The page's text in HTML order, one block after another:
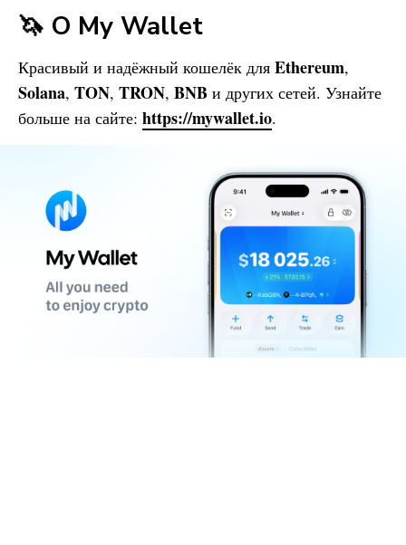
🦄 О My Wallet
Красивый и надёжный кошелёк для Ethereum,
Solana, TON, TRON, BNB и других сетей. Узнайте
больше на сайте: https://mywallet.io.